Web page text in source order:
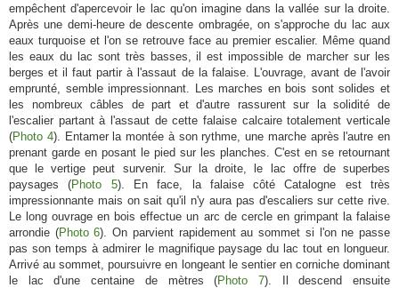
empêchent d'apercevoir le lac qu'on imagine dans la vallée sur la droite.
Après une demi-heure de descente ombragée, on s'approche du lac aux
eaux turquoise et l'on se retrouve face au premier escalier. Même quand
les eaux du lac sont très basses, il est impossible de marcher sur les
berges et il faut partir à l'assaut de la falaise. L'ouvrage, avant de l'avoir
emprunté, semble impressionnant. Les marches en bois sont solides et
les nombreux câbles de part et d'autre rassurent sur la solidité de
l'escalier partant à l'assaut de cette falaise calcaire totalement verticale
(Photo 4). Entamer la montée à son rythme, une marche après l'autre en
prenant garde en posant le pied sur les planches. C'est en se retournant
que le vertige peut survenir. Sur la droite, le lac offre de superbes
paysages (Photo 5). En face, la falaise côté Catalogne est très
impressionnante mais on sait qu'il n'y aura pas d'escaliers sur cette rive.
Le long ouvrage en bois effectue un arc de cercle en grimpant la falaise
arrondie (Photo 6). On parvient rapidement au sommet si l'on ne passe
pas son temps à admirer le magnifique paysage du lac tout en longueur.
Arrivé au sommet, poursuivre en longeant le sentier en corniche dominant
le lac d'une centaine de mètres (Photo 7). Il descend ensuite